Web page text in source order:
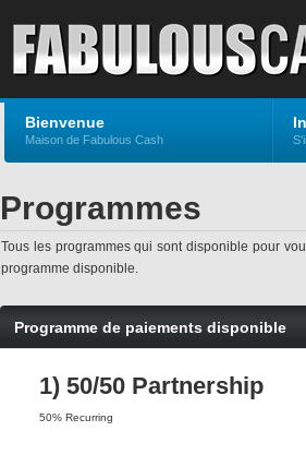
Bienvenue
Maison de Fabulous Cash
Programmes
Tous les programmes qui sont disponible pour
programme disponible.
Programme de paiements disponible
1) 50/50 Partnership
50% Recurring